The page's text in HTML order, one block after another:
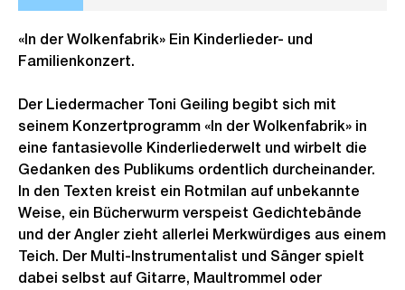
«In der Wolkenfabrik» Ein Kinderlieder- und
Familienkonzert.
Der Liedermacher Toni Geiling begibt sich mit
seinem Konzertprogramm «In der Wolkenfabrik» in
eine fantasievolle Kinderliederwelt und wirbelt die
Gedanken des Publikums ordentlich durcheinander.
In den Texten kreist ein Rotmilan auf unbekannte
Weise, ein Bücherwurm verspeist Gedichtebände
und der Angler zieht allerlei Merkwürdiges aus einem
Teich. Der Multi-Instrumentalist und Sänger spielt
dabei selbst auf Gitarre, Maultrommel oder